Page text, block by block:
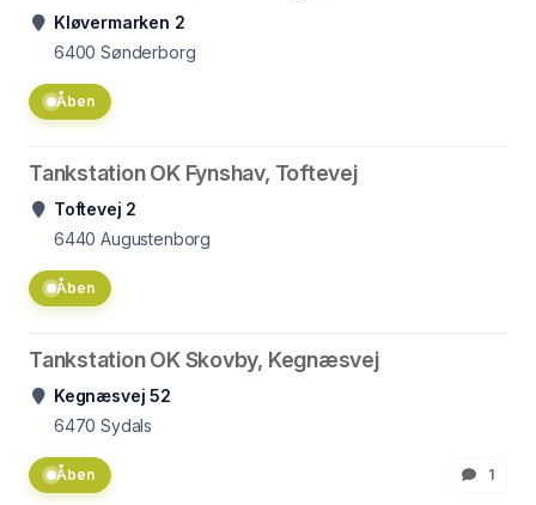
Kløvermarken 2
6400 Sønderborg
Åben
Tankstation OK Fynshav, Toftevej
Toftevej 2
6440 Augustenborg
Åben
Tankstation OK Skovby, Kegnæsvej
Kegnæsvej 52
6470 Sydals
Åben 1